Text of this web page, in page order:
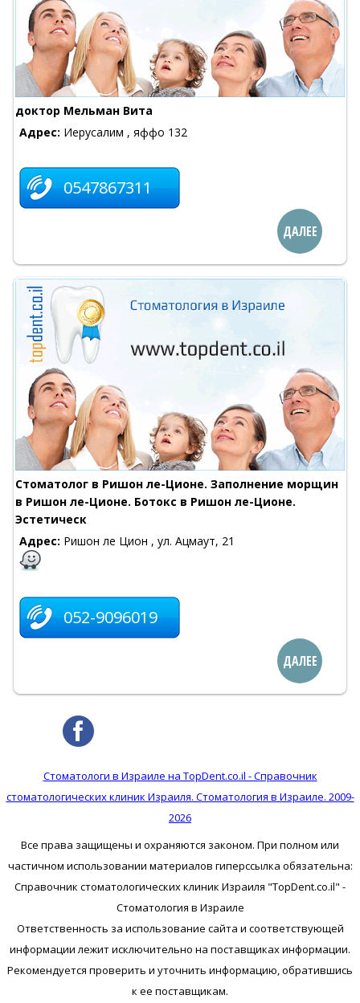
доктор Мельман Вита
Адрес: Иерусалим , яффо 132
0547867311
ДАЛЕЕ
Стоматолог в Ришон ле-Ционе. Заполнение морщин
в Ришон ле-Ционе. Ботокс в Ришон ле-Ционе.
Эстетическ
Адрес: Ришон ле Цион , ул. Ацмаут, 21
052-9096019
ДАЛЕЕ
Стоматологи в Израиле на TopDent.co.il - Справочник
стоматологических клиник Израиля. Стоматология в Израиле. 2009-
2026
Все права защищены и охраняются законом. При полном или
частичном использовании материалов гиперссылка обязательна:
Справочник стоматологических клиник Израиля "TopDent.co.il" -
Стоматология в Израиле
Ответственность за использование сайта и соответствующей
информации лежит исключительно на поставщиках информации.
Рекомендуется проверить и уточнить информацию, обратившись
к ее поставщикам.